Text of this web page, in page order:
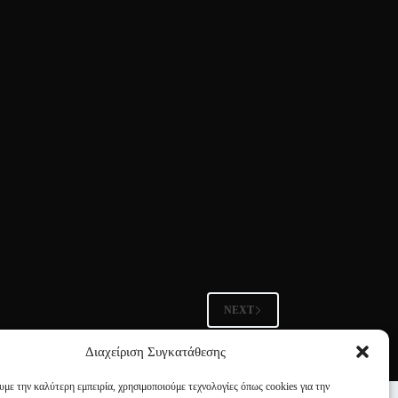
Διαχείριση Συγκατάθεσης
την καλύτερη εμπειρία, χρησιμοποιούμε τεχνολογίες όπως cookies για την
NEXT